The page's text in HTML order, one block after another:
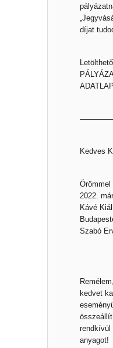
díjat
Kedves
Örömmel
2022.
Kávé
Szabó
kedvet
anyagot!